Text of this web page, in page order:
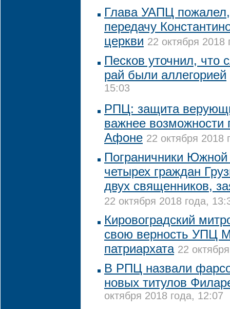
Глава УАПЦ пожалел,
передачу
церкви 22 октября 2018
Песков уточнил, что
рай были аллегорией
15:03
РПЦ: защита
важнее возможности
Афоне 22 октября 2018
Пограничники
четырех граждан
двух священников,
22 октября 2018 года,
Кировоградский
свою верность УПЦ
патриархата 22
В РПЦ назвали
новых титулов
октября 2018 года, 12:07